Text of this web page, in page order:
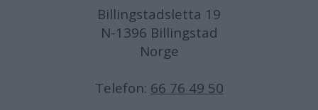
Billingstadsletta 19
N-1396 Billingstad
Norge
Telefon: 66 76 49 50